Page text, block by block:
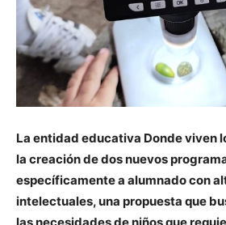
La entidad educativa Donde viven
la creación de dos nuevos
específicamente a alumnado con
intelectuales, una propuesta que